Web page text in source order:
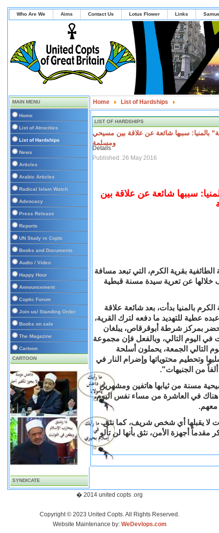
Who Are We Aims Contact Us Lotus Flower Links
MAIN MENU
Home
List of Atrocities
List of Hardships
News
Articles
Arabic Articles
Radical Islam Watch
Advocacy
Press Release
Reports
UN Study re Copts
Books and Documents
Audio / Video
Happy Hour
Announcement
Coptic Forum
Join us/ Standing Order
Books on sale
The Magazine
Cartoon
CARTOON
SYNDICATE
Home
List of Hardships
LIST OF HARDSHIPS
سببها شائعة عن علاقة بين مسيحي
ومسلمة
Details
Published: 26 May 2016
سببها شائعة عن علاقة بين
بقرية الكرم، التي تبعد مسافة
خلالها عن تعرية سيدة مسنة قبطية
بالمنيا بدأت، بعد شائعة علاقة
للتهديد ما دفعه لترك القرية،
بمركز شرطة أبوقرقاص، يبلغان
في اليوم التالي، وبالفعل فإن مجموعة
التالي الجمعة، يحملون أسلحة
وتحطيم محتوياتها وإضرام النار في
من الجنيهات".
مسنة من ثيابها هاتفين ومشهرين
هناك في العاشرة من مساء نفس اليوم،
معهم.
لا يقبلها أي شخص شريف، كما نثق
أجهزة الأمن، نثق بأنها لن تألو
� 2014 united copts .org
Copyright © 2023 United Copts. All Rights Reserved.
Website Maintenance by: WeDevlops.com